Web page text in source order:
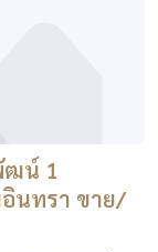
ฒน์ 1
นทรา ขาย/